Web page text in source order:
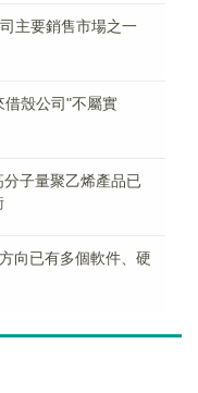
主要銷售市場之一
借殼公司"不屬實
子量聚乙烯產品已
向已有多個軟件、硬